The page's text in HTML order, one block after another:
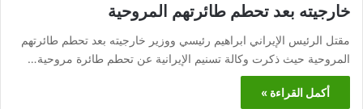
خارجيته بعد تحطم طائرتهم المروحية
مقتل الرئيس الإيراني ابراهيم رئيسي ووزير خارجيته بعد تحطم طائرتهم
المروحية حيث ذكرت وكالة تسنيم الإيرانية عن تحطم طائرة مروحية…
أكمل القراءة »